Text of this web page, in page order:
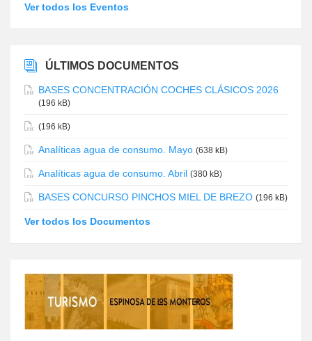
Ver todos los Eventos
ÚLTIMOS DOCUMENTOS
BASES CONCENTRACIÓN COCHES CLÁSICOS 2026
(196 kB)
(196 kB)
Analíticas agua de consumo. Mayo (638 kB)
Analíticas agua de consumo. Abril (380 kB)
BASES CONCURSO PINCHOS MIEL DE BREZO (196 kB)
Ver todos los Documentos